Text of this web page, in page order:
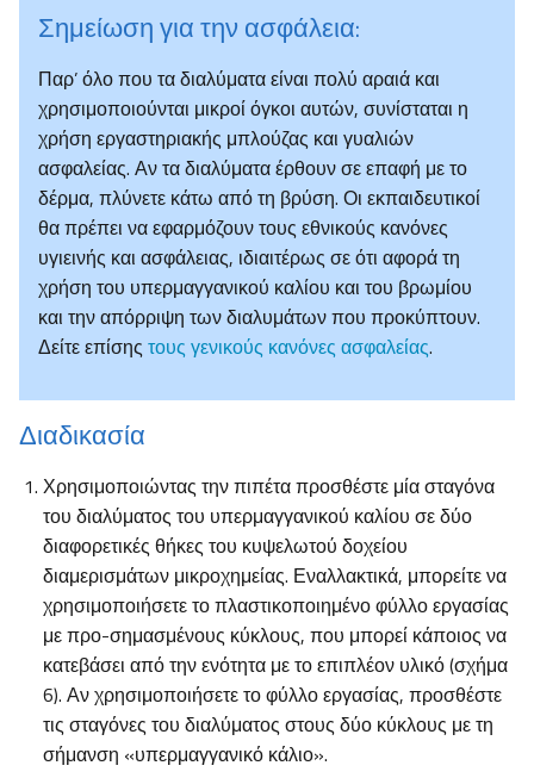
Σημείωση για την ασφάλεια:
Παρ’ όλο που τα διαλύματα είναι πολύ αραιά και
χρησιμοποιούνται μικροί όγκοι αυτών, συνίσταται η
χρήση εργαστηριακής μπλούζας και γυαλιών
ασφαλείας. Αν τα διαλύματα έρθουν σε επαφή με το
δέρμα, πλύνετε κάτω από τη βρύση. Οι εκπαιδευτικοί
θα πρέπει να εφαρμόζουν τους εθνικούς κανόνες
υγιεινής και ασφάλειας, ιδιαιτέρως σε ότι αφορά τη
χρήση του υπερμαγγανικού καλίου και του βρωμίου
και την απόρριψη των διαλυμάτων που προκύπτουν.
Δείτε επίσης τους γενικούς κανόνες ασφαλείας.
Διαδικασία
Χρησιμοποιώντας την πιπέτα προσθέστε μία σταγόνα
του διαλύματος του υπερμαγγανικού καλίου σε δύο
διαφορετικές θήκες του κυψελωτού δοχείου
διαμερισμάτων μικροχημείας. Εναλλακτικά, μπορείτε να
χρησιμοποιήσετε το πλαστικοποιημένο φύλλο εργασίας
με προ-σημασμένους κύκλους, που μπορεί κάποιος να
κατεβάσει από την ενότητα με το επιπλέον υλικό (σχήμα
6). Αν χρησιμοποιήσετε το φύλλο εργασίας, προσθέστε
τις σταγόνες του διαλύματος στους δύο κύκλους με τη
σήμανση «υπερμαγγανικό κάλιο».